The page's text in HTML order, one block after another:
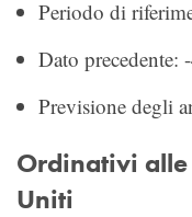
Periodo di
Dato
Previsione degli
Ordinativi
Uniti